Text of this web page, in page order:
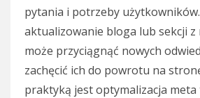
pytania i potrzeby
aktualizowanie bloga lub sekcji z
może przyciągnąć nowych
zachęcić ich do powrotu na
praktyką jest optymalizacja